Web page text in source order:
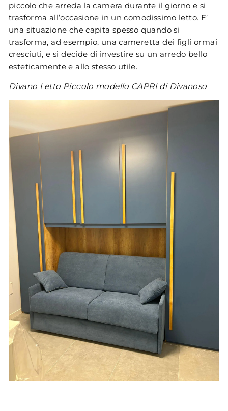
piccolo che arreda la camera durante il giorno e si
trasforma all’occasione in un comodissimo letto. E’
una situazione che capita spesso quando si
trasforma, ad esempio, una cameretta dei figli ormai
cresciuti, e si decide di investire su un arredo bello
esteticamente e allo stesso utile.
Divano Letto Piccolo modello CAPRI di Divanoso